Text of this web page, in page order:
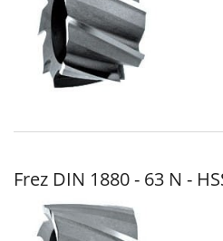
Frez DIN 1880 - 63 N -